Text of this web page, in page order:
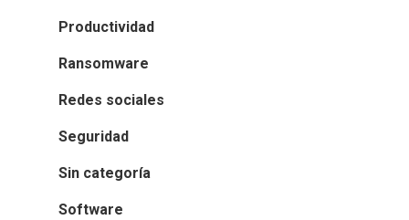
Productividad
Ransomware
Redes sociales
Seguridad
Sin categoría
Software